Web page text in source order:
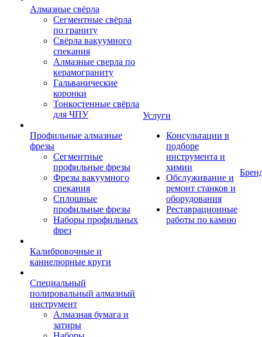
Алмазные свёрла
Сегментные свёрла
по граниту
Свёрла вакуумного
спекания
Алмазные сверла по
керамограниту
Гальванические
коронки
Тонкостенные свёрла
для ЧПУ
Профильные алмазные
фрезы
Сегментные
профильные фрезы
Фрезы вакуумного
спекания
Сплошные
профильные фрезы
Наборы профильных
фрез
Калибровочные и
каннелюрные круги
Специальный
полировальный алмазный
инструмент
Алмазная бумага и
затиры
Услуги
Консультации в
подборе
инструмента и
химии
Обслуживание и
ремонт станков и
оборудования
Реставрационные
работы по камню